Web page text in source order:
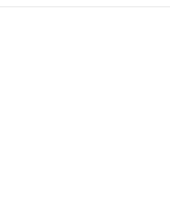
Pilih